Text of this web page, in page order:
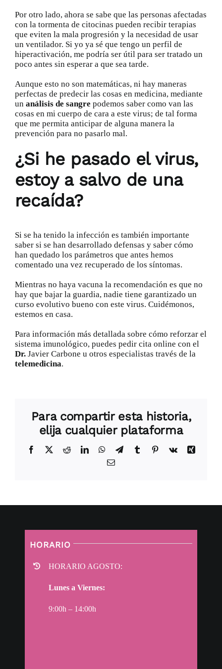
Por otro lado, ahora se sabe que las personas afectadas
con la tormenta de citocinas pueden recibir terapias
que eviten la mala progresión y la necesidad de usar
un ventilador. Si yo ya sé que tengo un perfil de
hiperactivación, me podría ser útil para ser tratado un
poco antes sin esperar a que sea tarde.
Aunque esto no son matemáticas, ni hay maneras
perfectas de predecir las cosas en medicina, mediante
un análisis de sangre podemos saber como van las
cosas en mi cuerpo de cara a este virus; de tal forma
que me permita anticipar de alguna manera la
prevención para no pasarlo mal.
¿Si he pasado el virus,
estoy a salvo de una
recaída?
Si se ha tenido la infección es también importante
saber si se han desarrollado defensas y saber cómo
han quedado los parámetros que antes hemos
comentado una vez recuperado de los síntomas.
Mientras no haya vacuna la recomendación es que no
hay que bajar la guardia, nadie tiene garantizado un
curso evolutivo bueno con este virus. Cuidémonos,
estemos en casa.
Para información más detallada sobre cómo reforzar el
sistema imunológico, puedes pedir cita online con el
Dr. Javier Carbone u otros especialistas través de la
telemedicina.
Para compartir esta historia,
elija cualquier plataforma
Facebook
X RedditLinkedInWhatsApp
TelegramTumblrPinterest
Vk
Xing
Correo
HORARIO
HORARIO AGOSTO:
Lunes a Viernes:
9:00h – 14:00h